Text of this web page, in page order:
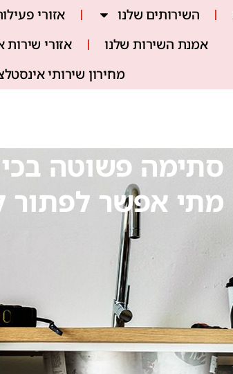
השירותים שלנו אזורי
אמנת השירות שלנו
אזורי
מחירון שירותי
סתימה פשוטה
מתי אפשר לפתור